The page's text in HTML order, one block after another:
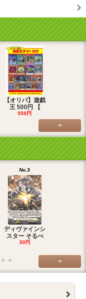
【オリパ】遊戯
王 500円 【
550円
>
No.3
ディヴァインシ
スター そるべ
30円
>